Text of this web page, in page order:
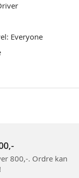
Everyone
800,-. Ordre kan